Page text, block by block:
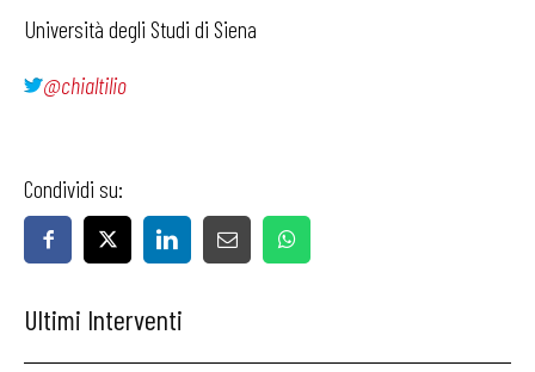
Università degli Studi di Siena
@chialtilio
Condividi su:
Ultimi Interventi